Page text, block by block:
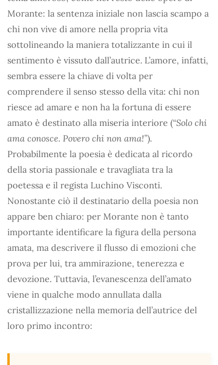
Morante: la sentenza iniziale non lascia scampo a
chi non vive di amore nella propria vita
sottolineando la maniera totalizzante in cui il
sentimento è vissuto dall’autrice. L’amore, infatti,
sembra essere la chiave di volta per
comprendere il senso stesso della vita: chi non
riesce ad amare e non ha la fortuna di essere
amato è destinato alla miseria interiore (“Solo chi
ama conosce. Povero chi non ama!”).
Probabilmente la poesia è dedicata al ricordo
della storia passionale e travagliata tra la
poetessa e il regista Luchino Visconti.
Nonostante ciò il destinatario della poesia non
appare ben chiaro: per Morante non è tanto
importante identificare la figura della persona
amata, ma descrivere il flusso di emozioni che
prova per lui, tra ammirazione, tenerezza e
devozione. Tuttavia, l’evanescenza dell’amato
viene in qualche modo annullata dalla
cristallizzazione nella memoria dell’autrice del
loro primo incontro: